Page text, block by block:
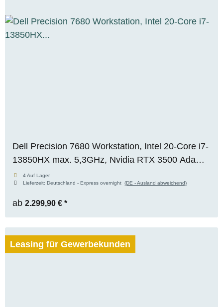
Dell Precision 7680 Workstation, Intel 20-Core i7-
13850HX max. 5,3GHz, Nvidia RTX 3500 Ada
(12GB), 32GB DDR5, 1TB M.2 NVMe SSD,
FHD+, Premium Display, WIN 11 Pro
4 Auf Lager
Lieferzeit: Deutschland - Express overnight (DE - Ausland abweichend)
ab 2.299,90 € *
Leasing für Gewerbekunden